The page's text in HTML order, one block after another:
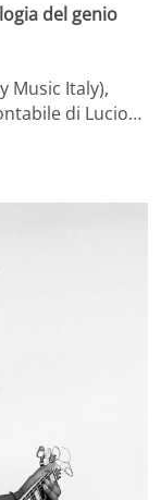
del genio
Music Italy),
di Lucio…